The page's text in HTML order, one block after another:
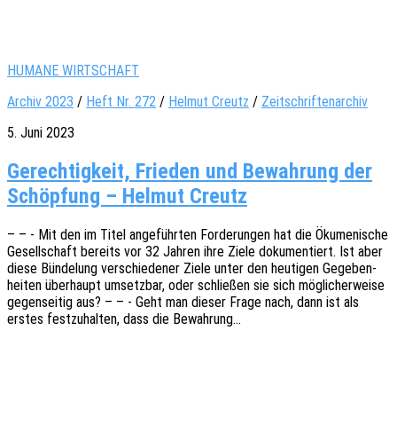
HUMANE WIRTSCHAFT
Archiv 2023 / Heft Nr. 272 / Helmut Creutz / Zeitschriftenarchiv
5. Juni 2023
Gerechtigkeit, Frieden und Bewahrung der
Schöpfung – Helmut Creutz
– – - Mit den im Titel ange­führ­ten Forde­run­gen hat die Ökume­ni­sche
Gesell­schaft bereits vor 32 Jahren ihre Ziele doku­men­tiert. Ist aber
diese Bünde­lung verschie­de­ner Ziele unter den heuti­gen Gege­ben­
hei­ten über­haupt umsetz­bar, oder schlie­ßen sie sich mögli­cher­wei­se
gegen­sei­tig aus? – – - Geht man dieser Frage nach, dann ist als
erstes fest­zu­hal­ten, dass die Bewahrung…